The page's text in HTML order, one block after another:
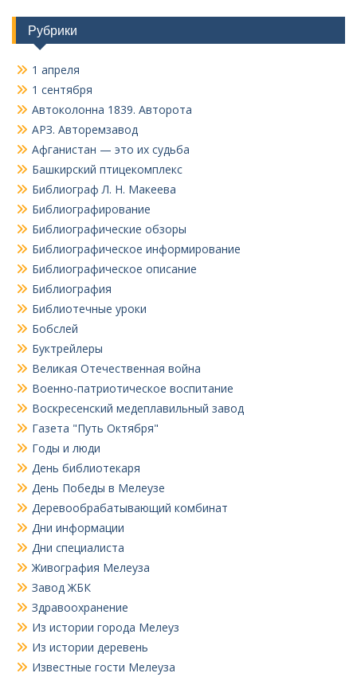
Рубрики
1 апреля
1 сентября
Автоколонна 1839. Авторота
АРЗ. Авторемзавод
Афганистан — это их судьба
Башкирский птицекомплекс
Библиограф Л. Н. Макеева
Библиографирование
Библиографические обзоры
Библиографическое информирование
Библиографическое описание
Библиография
Библиотечные уроки
Бобслей
Буктрейлеры
Великая Отечественная война
Военно-патриотическое воспитание
Воскресенский медеплавильный завод
Газета "Путь Октября"
Годы и люди
День библиотекаря
День Победы в Мелеузе
Деревообрабатывающий комбинат
Дни информации
Дни специалиста
Живография Мелеуза
Завод ЖБК
Здравоохранение
Из истории города Мелеуз
Из истории деревень
Известные гости Мелеуза